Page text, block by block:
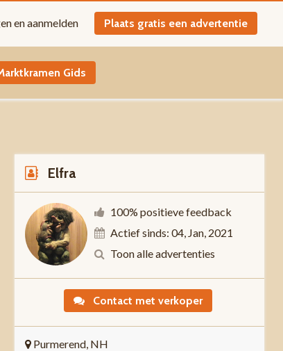
en aanmelden Plaats gratis een advertentie
Gids
Elfra
100% positieve feedback
Actief sinds: 04, Jan, 2021
Toon alle advertenties
Contact met verkoper
Purmerend, NH